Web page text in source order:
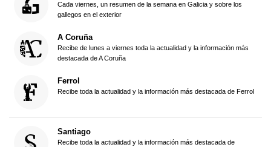
Cada viernes, un resumen de la semana en Galicia y sobre los
gallegos en el exterior
A Coruña
Recibe de lunes a viernes toda la actualidad y la información más
destacada de A Coruña
Ferrol
Recibe toda la actualidad y la información más destacada de Ferrol
Santiago
Recibe toda la actualidad y la información más destacada de